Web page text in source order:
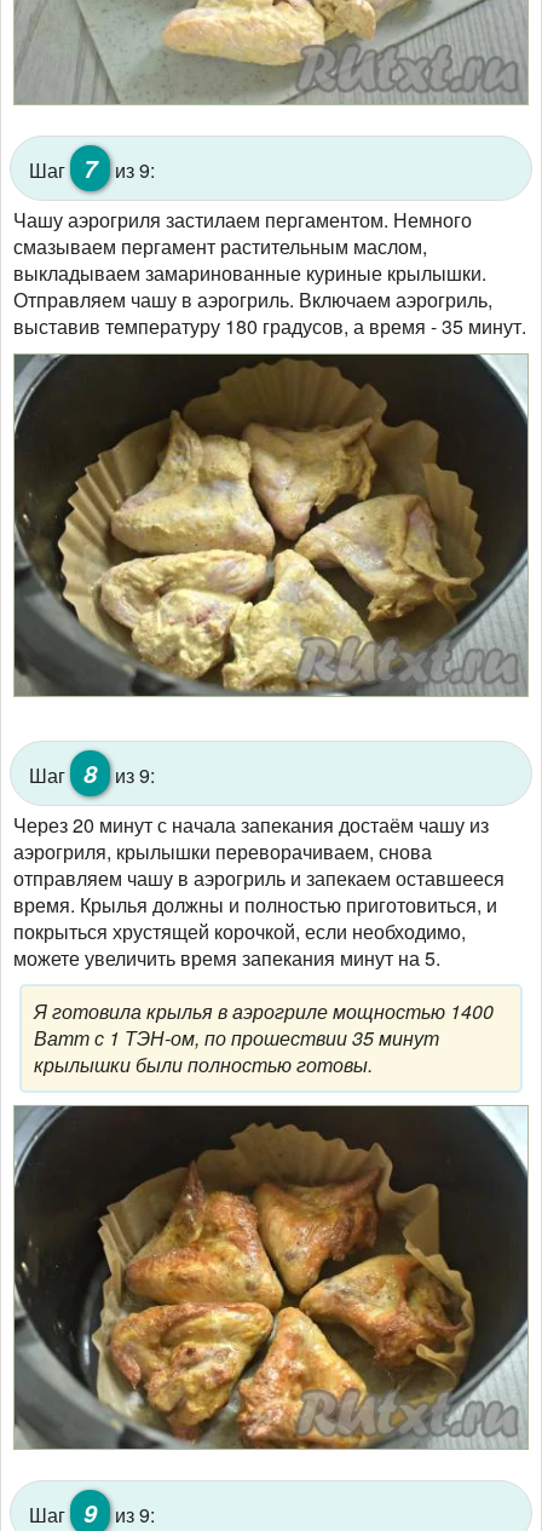
Шаг 7
из 9:
Чашу аэрогриля застилаем пергаментом. Немного
смазываем пергамент растительным маслом,
выкладываем замаринованные куриные крылышки.
Отправляем чашу в аэрогриль. Включаем аэрогриль,
выставив температуру 180 градусов, а время - 35 минут.
Шаг 8
из 9:
Через 20 минут с начала запекания достаём чашу из
аэрогриля, крылышки переворачиваем, снова
отправляем чашу в аэрогриль и запекаем оставшееся
время. Крылья должны и полностью приготовиться, и
покрыться хрустящей корочкой, если необходимо,
можете увеличить время запекания минут на 5.
Я готовила крылья в аэрогриле мощностью 1400
Ватт с 1 ТЭН-ом, по прошествии 35 минут
крылышки были полностью готовы.
Шаг 9
из 9: